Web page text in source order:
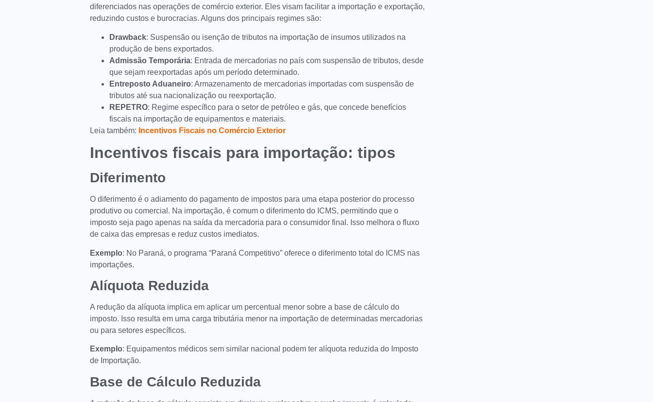
diferenciados nas operações de comércio exterior. Eles visam facilitar a importação e exportação,
reduzindo custos e burocracias. Alguns dos principais regimes são:
Drawback: Suspensão ou isenção de tributos na importação de insumos utilizados na
produção de bens exportados.
Admissão Temporária: Entrada de mercadorias no país com suspensão de tributos, desde
que sejam reexportadas após um período determinado.
Entreposto Aduaneiro: Armazenamento de mercadorias importadas com suspensão de
tributos até sua nacionalização ou reexportação.
REPETRO: Regime específico para o setor de petróleo e gás, que concede benefícios
fiscais na importação de equipamentos e materiais.
Leia também: Incentivos Fiscais no Comércio Exterior
Incentivos fiscais para importação: tipos
Diferimento
O diferimento é o adiamento do pagamento de impostos para uma etapa posterior do processo
produtivo ou comercial. Na importação, é comum o diferimento do ICMS, permitindo que o
imposto seja pago apenas na saída da mercadoria para o consumidor final. Isso melhora o fluxo
de caixa das empresas e reduz custos imediatos.
Exemplo: No Paraná, o programa “Paraná Competitivo” oferece o diferimento total do ICMS nas
importações.
Alíquota Reduzida
A redução da alíquota implica em aplicar um percentual menor sobre a base de cálculo do
imposto. Isso resulta em uma carga tributária menor na importação de determinadas mercadorias
ou para setores específicos.
Exemplo: Equipamentos médicos sem similar nacional podem ter alíquota reduzida do Imposto
de Importação.
Base de Cálculo Reduzida